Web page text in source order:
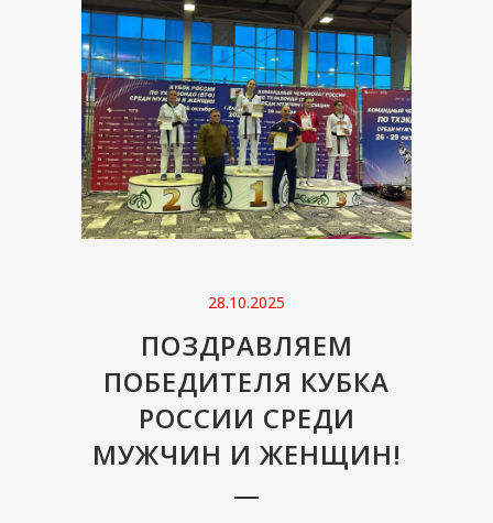
28.10.2025
ПОЗДРАВЛЯЕМ
ПОБЕДИТЕЛЯ КУБКА
РОССИИ СРЕДИ
МУЖЧИН И ЖЕНЩИН!